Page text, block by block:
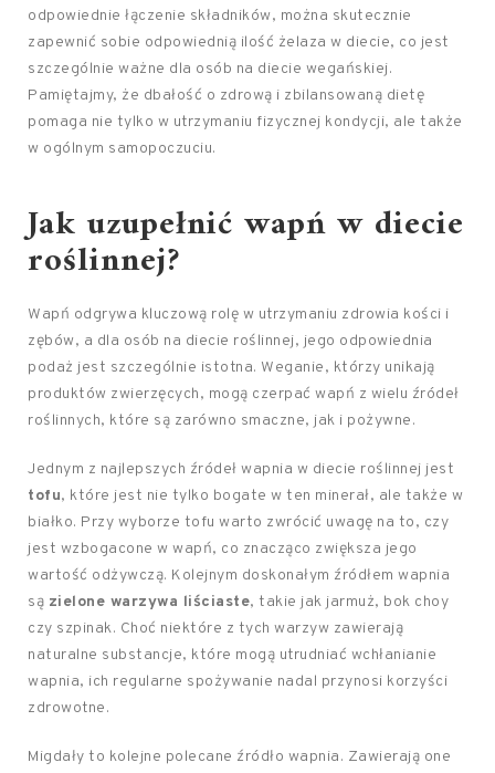
odpowiednie łączenie składników, można skutecznie
zapewnić sobie odpowiednią ilość żelaza w diecie, co jest
szczególnie ważne dla osób na diecie wegańskiej.
Pamiętajmy, że dbałość o zdrową i zbilansowaną dietę
pomaga nie tylko w utrzymaniu fizycznej kondycji, ale także
w ogólnym samopoczuciu.
Jak uzupełnić wapń w diecie
roślinnej?
Wapń odgrywa kluczową rolę w utrzymaniu zdrowia kości i
zębów, a dla osób na diecie roślinnej, jego odpowiednia
podaż jest szczególnie istotna. Weganie, którzy unikają
produktów zwierzęcych, mogą czerpać wapń z wielu źródeł
roślinnych, które są zarówno smaczne, jak i pożywne.
Jednym z najlepszych źródeł wapnia w diecie roślinnej jest
tofu, które jest nie tylko bogate w ten minerał, ale także w
białko. Przy wyborze tofu warto zwrócić uwagę na to, czy
jest wzbogacone w wapń, co znacząco zwiększa jego
wartość odżywczą. Kolejnym doskonałym źródłem wapnia
są zielone warzywa liściaste, takie jak jarmuż, bok choy
czy szpinak. Choć niektóre z tych warzyw zawierają
naturalne substancje, które mogą utrudniać wchłanianie
wapnia, ich regularne spożywanie nadal przynosi korzyści
zdrowotne.
Migdały to kolejne polecane źródło wapnia. Zawierają one